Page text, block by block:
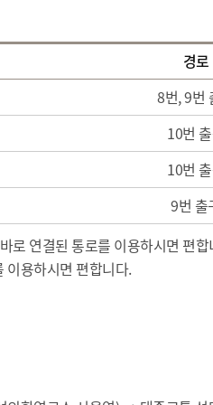
경로
8번, 9번
10번
10번
9번 출
로 연결된 통로를 이용하시면 편합
용하시면 편합니다.